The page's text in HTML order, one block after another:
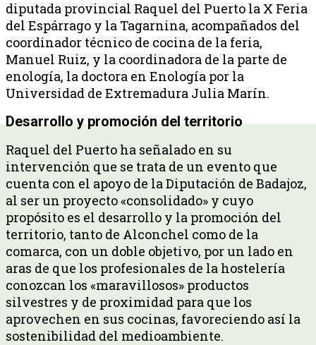
diputada provincial Raquel del Puerto la X Feria
del Espárrago y la Tagarnina, acompañados del
coordinador técnico de cocina de la feria,
Manuel Ruiz, y la coordinadora de la parte de
enología, la doctora en Enología por la
Universidad de Extremadura Julia Marín.
Desarrollo y promoción del territorio
Raquel del Puerto ha señalado en su
intervención que se trata de un evento que
cuenta con el apoyo de la Diputación de Badajoz,
al ser un proyecto «consolidado» y cuyo
propósito es el desarrollo y la promoción del
territorio, tanto de Alconchel como de la
comarca, con un doble objetivo, por un lado en
aras de que los profesionales de la hostelería
conozcan los «maravillosos» productos
silvestres y de proximidad para que los
aprovechen en sus cocinas, favoreciendo así la
sostenibilidad del medioambiente.